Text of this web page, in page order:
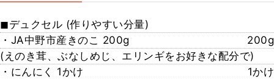
◼︎デュクセル (作りやすい分量)
・JA中野市産きのこ 200g
200g
(えのき茸、ぶなしめじ、エリンギをお好きな配分で)
・にんにく 1かけ
1かけ